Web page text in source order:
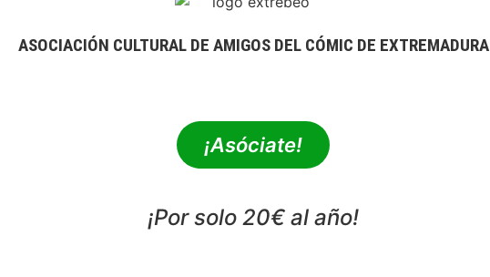
ASOCIACIÓN CULTURAL DE AMIGOS DEL CÓMIC DE EXTREMADURA
¡Asóciate!
¡Por solo 20€ al año!